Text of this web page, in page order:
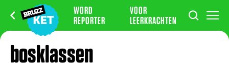
WORD
REPORTER
VOOR
LEERKRACHTEN
bosklassen